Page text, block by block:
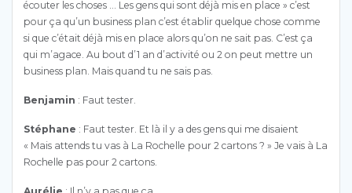
écouter les choses … Les gens qui sont déjà mis en place » c’est
pour ça qu’un business plan c’est établir quelque chose comme
si que c’était déjà mis en place alors qu’on ne sait pas. C’est ça
qui m’agace. Au bout d’1 an d’activité ou 2 on peut mettre un
business plan. Mais quand tu ne sais pas.
Benjamin : Faut tester.
Stéphane : Faut tester. Et là il y a des gens qui me disaient
« Mais attends tu vas à La Rochelle pour 2 cartons ? » Je vais à La
Rochelle pas pour 2 cartons.